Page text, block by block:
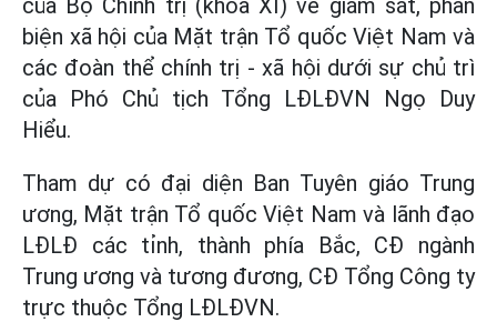
của Bộ Chính trị (khóa XI) về giám sát, phản
biện xã hội của Mặt trận Tổ quốc Việt Nam và
các đoàn thể chính trị - xã hội dưới sự chủ trì
của Phó Chủ tịch Tổng LĐLĐVN Ngọ Duy
Hiểu.
Tham dự có đại diện Ban Tuyên giáo Trung
ương, Mặt trận Tổ quốc Việt Nam và lãnh đạo
LĐLĐ các tỉnh, thành phía Bắc, CĐ ngành
Trung ương và tương đương, CĐ Tổng Công ty
trực thuộc Tổng LĐLĐVN.